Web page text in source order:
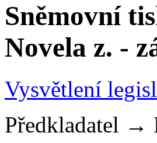
Sněmovní
Novela z. -
Vysvětlení
Předkladatel →